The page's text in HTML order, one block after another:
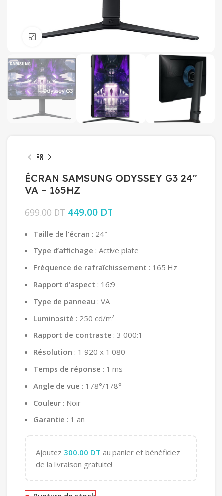
Click to enlarge
ÉCRAN SAMSUNG ODYSSEY G3 24″
VA – 165HZ
699.00DT Le prix initial était : 699.00 DT.
449.00 DT
Taille de l’écran : 24″
Type d’affichage : Active plate
Fréquence de rafraîchissement : 165 Hz
Rapport d’aspect : 16:9
Type de panneau : VA
Luminosité : 250 cd/m²
Rapport de contraste : 3 000:1
Résolution : 1 920 x 1 080
Temps de réponse : 1 ms
Angle de vue : 178°/178°
Couleur : Noir
Garantie : 1 an
Ajoutez 300.00 DT au panier et bénéficiez
de la livraison gratuite!